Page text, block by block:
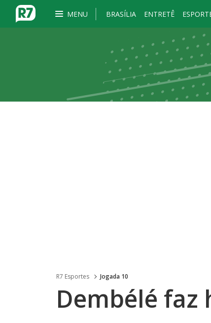
MENU BRASÍLIA ENTRETÊ
R7 Esportes Jogada 10
Dembélé faz